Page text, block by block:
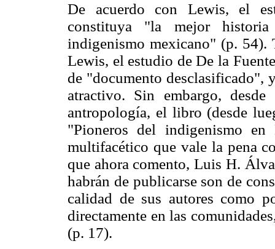
De acuerdo con Lewis, el
constituya "la mejor
indigenismo mexicano" (p.
Lewis, el estudio de De la
de "documento desclasificado",
atractivo. Sin embargo,
antropología, el libro (desde
"Pioneros del indigenismo en
multifacético que vale la pena
que ahora comento, Luis H.
habrán de publicarse son de
calidad de sus autores como
directamente en las
(p. 17).